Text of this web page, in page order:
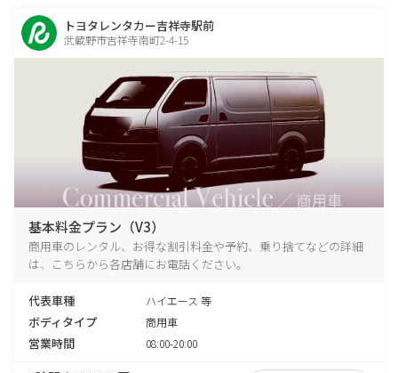
トヨタレンタカー吉祥寺駅前
武蔵野市吉祥寺南町2-4-15
基本料金プラン（V3）
商用車のレンタル、お得な割引料金や予約、乗り捨てなどの詳細
は、こちらから各店舗にお電話ください。
代表車種 ハイエース 等
ボディタイプ 商用車
営業時間 08:00-20:00